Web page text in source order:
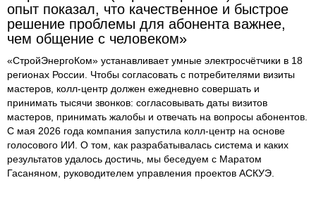
опыт показал, что качественное и быстрое
решение проблемы для абонента важнее,
чем общение с человеком»
«СтройЭнергоКом» устанавливает умные электросчётчики в 18
регионах России. Чтобы согласовать с потребителями визиты
мастеров, колл-центр должен ежедневно совершать и
принимать тысячи звонков: согласовывать даты визитов
мастеров, принимать жалобы и отвечать на вопросы абонентов.
С мая 2026 года компания запустила колл-центр на основе
голосового ИИ. О том, как разрабатывалась система и каких
результатов удалось достичь, мы беседуем с Маратом
Гасаняном, руководителем управления проектов АСКУЭ.